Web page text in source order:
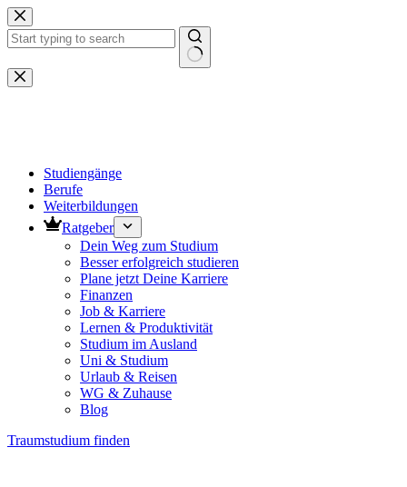
Zum
Inhalt
springen
Keine
Ergebnisse
Studiengänge
Berufe
Weiterbildungen
Ratgeber
Dein Weg zum Studium
Besser erfolgreich studieren
Plane jetzt Deine Karriere
Finanzen
Job & Karriere
Lernen & Produktivität
Studium im Ausland
Uni & Studium
Urlaub & Reisen
WG & Zuhause
Blog
Traumstudium finden